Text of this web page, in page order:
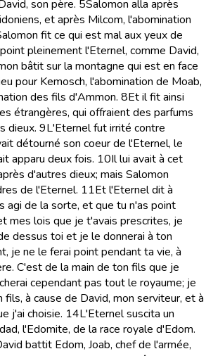
son père. 5Salomon alla après
et après Milcom, l'abomination
fit ce qui est mal aux yeux de
pleinement l'Eternel, comme David,
bâtit sur la montagne qui est en face
pour Kemosch, l'abomination de Moab,
des fils d'Ammon. 8Et il fit ainsi
étrangères, qui offraient des parfums
dieux. 9L'Eternel fut irrité contre
détourné son coeur de l'Eternel, le
apparu deux fois. 10Il lui avait à cet
d'autres dieux; mais Salomon
de l'Eternel. 11Et l'Eternel dit à
agi de la sorte, et que tu n'as point
mes lois que je t'avais prescrites, je
dessus toi et je le donnerai à ton
je ne le ferai point pendant ta vie, à
C'est de la main de ton fils que je
cependant pas tout le royaume; je
fils, à cause de David, mon serviteur, et à
j'ai choisie. 14L'Eternel suscita un
l'Edomite, de la race royale d'Edom.
battit Edom, Joab, chef de l'armée,